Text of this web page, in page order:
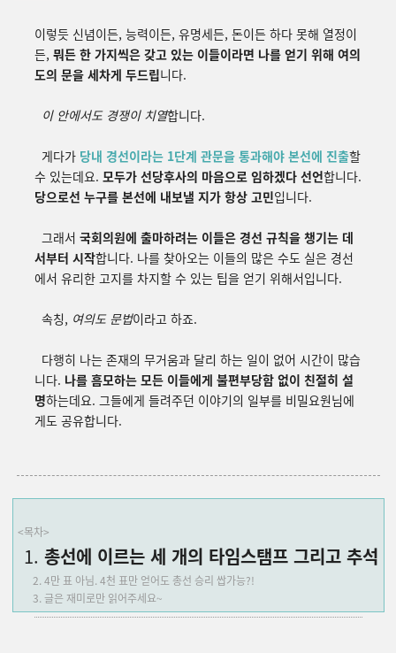
이렇듯 신념이든, 능력이든, 유명세든, 돈이든 하다 못해 열정이
든, 뭐든 한 가지씩은 갖고 있는 이들이라면 나를 얻기 위해 여의
도의 문을 세차게 두드립니다.
이 안에서도 경쟁이 치열합니다.
게다가 당내 경선이라는 1단계 관문을 통과해야 본선에 진출할
수 있는데요. 모두가 선당후사의 마음으로 임하겠다 선언합니다.
당으로선 누구를 본선에 내보낼 지가 항상 고민입니다.
그래서 국회의원에 출마하려는 이들은 경선 규칙을 챙기는 데
서부터 시작합니다. 나를 찾아오는 이들의 많은 수도 실은 경선
에서 유리한 고지를 차지할 수 있는 팁을 얻기 위해서입니다.
속칭, 여의도 문법이라고 하죠.
다행히 나는 존재의 무거움과 달리 하는 일이 없어 시간이 많습
니다. 나를 흠모하는 모든 이들에게 불편부당함 없이 친절히 설
명하는데요. 그들에게 들려주던 이야기의 일부를 비밀요원님에
게도 공유합니다.
<목차>
총선에 이르는 세 개의 타임스탬프 그리고 추석
4만 표 아님. 4천 표만 얻어도 총선 승리 쌉가능?!
글은 재미로만 읽어주세요~